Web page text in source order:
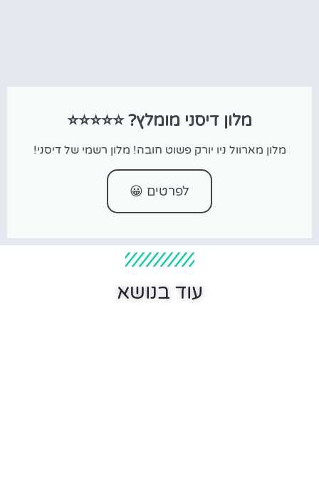
מלון דיסני מומלץ? ⭐⭐⭐⭐⭐
מלון מארוול ניו יורק פשוט חובה! מלון רשמי של דיסני!
לפרטים 😀
עוד בנושא